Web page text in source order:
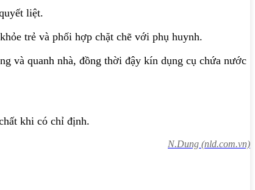
liệt.
trẻ và phối hợp chặt chẽ với phụ huynh.
và quanh nhà, đồng thời đậy kín dụng cụ chứa nước
khi có chỉ định.
N.Dung (nld.com.vn)